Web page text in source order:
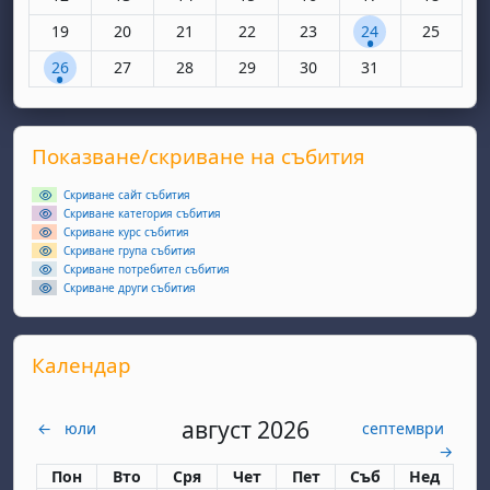
Няма събития, понеделник, 19 май
19 Няма събития, вторник, 20 май
20 Няма събития, сряда, 21 май
21 Няма събития, четвъртък, 22 май
22 Няма събития, петък, 23
23 1 събитие,
24 Няма
25
1 събитие, понеделник, 26 май
26 Няма събития, вторник, 27 май
27 Няма събития, сряда, 28 май
28 Няма събития, четвъртък, 29 май
29 Няма събития, петък, 30
30 Няма събития,
31
Supplementary blocks
Прескочи Показване/скриване на събития
Показване/скриване на събития
Скриване сайт събития
Скриване категория събития
Скриване курс събития
Скриване група събития
Скриване потребител събития
Скриване други събития
Прескочи Календар
Календар
← юли август 2026
септември
→
Понеделник
Пон вторник
Вто сряда
Сря четвъртък
Чет петък
Пет събота
Съб неделя
Нед